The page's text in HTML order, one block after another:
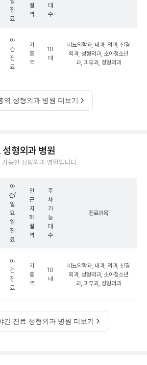
진
료
철
역
대
수
야
간
진
료
기
흥
역
10
대
비뇨의학과, 내과, 외과, 신경
외과, 성형외과, 소아청소년
과, 피부과, 정형외과
역 성형외과 병원 더보기
형외과 병원
능한 성형외과 병원입니다.
야
간/
일
요
일
진
료
인
근
지
하
철
역
주
차
가
능
대
수
진료과목
야
간
진
료
기
흥
역
10
대
비뇨의학과, 내과, 외과, 신경
외과, 성형외과, 소아청소년
과, 피부과, 정형외과
간 진료 성형외과 병원 더보기